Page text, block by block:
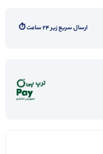
ارسال سریع زیر ۲۴ ساعت ⏱️